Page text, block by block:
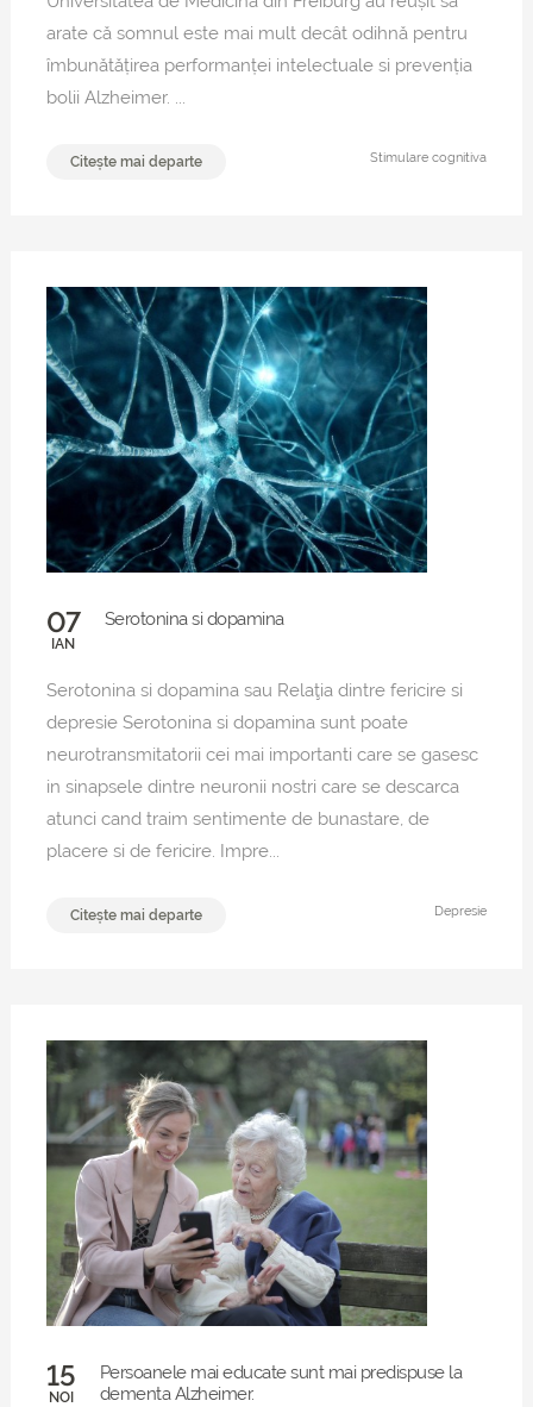
arate că somnul este mai mult decât odihnă pentru
îmbunătățirea performanței intelectuale si prevenția
bolii Alzheimer. ...
Citește mai departe Stimulare cognitiva
07
IAN
Serotonina si dopamina
Serotonina si dopamina sau Relaţia dintre fericire si
depresie Serotonina si dopamina sunt poate
neurotransmitatorii cei mai importanti care se gasesc
in sinapsele dintre neuronii nostri care se descarca
atunci cand traim sentimente de bunastare, de
placere si de fericire. Impre...
Citește mai departe Depresie
15
NOI
Persoanele mai educate sunt mai predispuse la
dementa Alzheimer.